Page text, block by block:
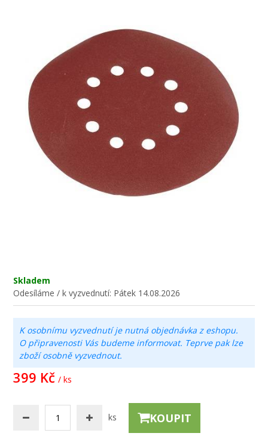
Skladem
Odesíláme / k vyzvednutí: Pátek 14.08.2026
K osobnímu vyzvednutí je nutná objednávka z eshopu.
O připravenosti Vás budeme informovat. Teprve pak lze
zboží osobně vyzvednout.
399 Kč / ks
ks KOUPIT